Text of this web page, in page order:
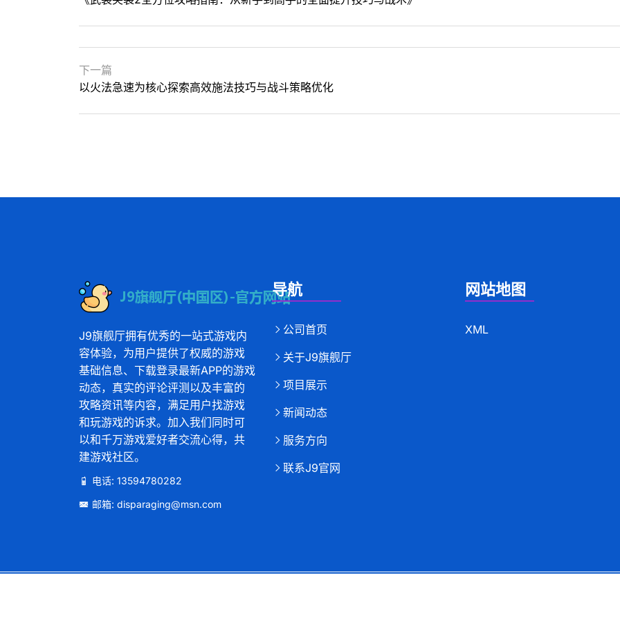
下一篇
以火法急速为核心探索高效施法技巧与战斗策略优化
J9旗舰厅拥有优秀的一站式游戏内
容体验，为用户提供了权威的游戏
基础信息、下载登录最新APP的游戏
动态，真实的评论评测以及丰富的
攻略资讯等内容，满足用户找游戏
和玩游戏的诉求。加入我们同时可
以和千万游戏爱好者交流心得，共
建游戏社区。
电话: 13594780282
邮箱: disparaging@msn.com
导航
公司首页
关于J9旗舰厅
项目展示
新闻动态
服务方向
联系J9官网
网站地图
XML